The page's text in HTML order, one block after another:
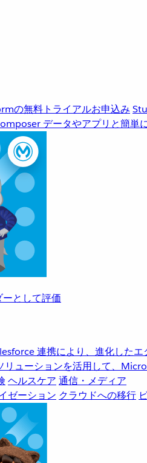
の無料トライアルお申込み
データやアプリと簡単
として評価
連携により、進化した
リューションを活用して、
ヘルスケア 通信・メディア
ゼーション クラウドへの移行